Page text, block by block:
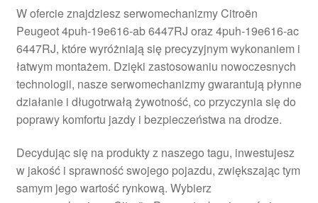
Polityka prywatności
Procedura reklamacyjna
Skarga
Zamówienia
W ofercie znajdziesz serwomechanizmy Citroën
Peugeot 4puh-19e616-ab 6447RJ oraz 4puh-19e616-ac
6447RJ, które wyróżniają się precyzyjnym wykonaniem i
łatwym montażem. Dzięki zastosowaniu nowoczesnych
technologii, nasze serwomechanizmy gwarantują płynne
działanie i długotrwałą żywotność, co przyczynia się do
poprawy komfortu jazdy i bezpieczeństwa na drodze.
Decydując się na produkty z naszego tagu, inwestujesz
w jakość i sprawność swojego pojazdu, zwiększając tym
samym jego wartość rynkową. Wybierz